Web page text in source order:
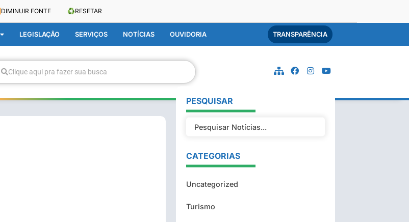
DIMINUIR FONTE ♻️RESETAR
LEGISLAÇÃO SERVIÇOS NOTÍCIAS OUVIDORIA TRANSPARÊNCIA
Clique aqui pra fazer sua busca
PESQUISAR
CATEGORIAS
Uncategorized
Turismo